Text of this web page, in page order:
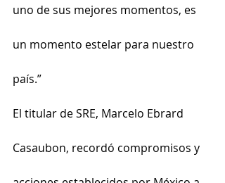
uno de sus mejores momentos, es
un momento estelar para nuestro
país.”
El titular de SRE, Marcelo Ebrard
Casaubon, recordó compromisos y